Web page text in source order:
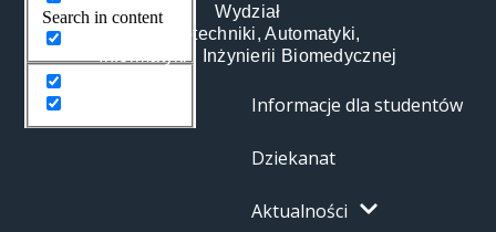
Search in content
Wydział
Elektrotechniki, Automatyki,
Informatyki i Inżynierii Biomedycznej
Informacje dla studentów
Dziekanat
Aktualności